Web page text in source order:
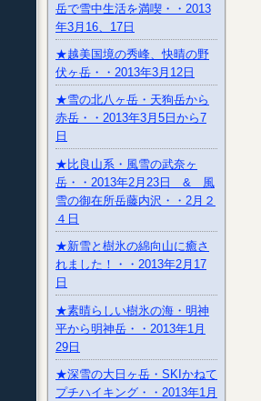
岳で雪中生活を満喫・・2013
年3月16、17日
★越美国境の秀峰、快晴の野
伏ヶ岳・・2013年3月12日
★雪の北八ヶ岳・天狗岳から
赤岳・・2013年3月5日から7
日
★比良山系・風雪の武奈ヶ
岳・・2013年2月23日 & 風
雪の御在所岳藤内沢・・2月２
４日
★新雪と樹氷の綿向山に癒さ
れました！・・2013年2月17
日
★素晴らしい樹氷の海・明神
平から明神岳・・2013年1月
29日
★深雪の大日ヶ岳・SKIかねて
プチハイキング・・2013年1月